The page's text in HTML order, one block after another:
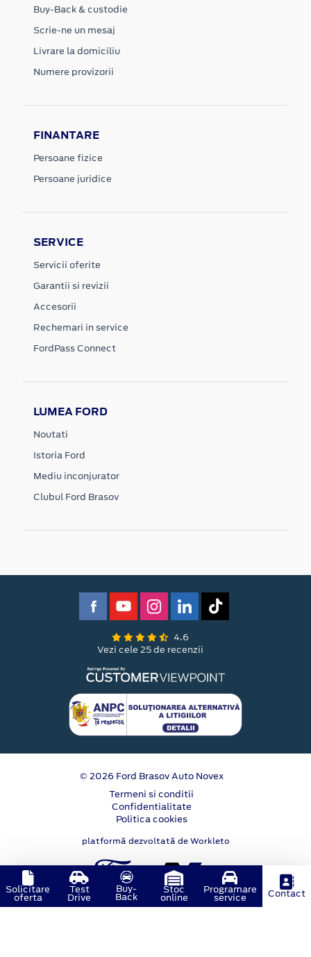
Buy-Back & custodie
Scrie-ne un mesaj
Livrare la domiciliu
Numere provizorii
FINANTARE
Persoane fizice
Persoane juridice
SERVICE
Servicii oferite
Garantii si revizii
Accesorii
Rechemari in service
FordPass Connect
LUMEA FORD
Noutati
Istoria Ford
Mediu inconjurator
Clubul Ford Brasov
4.6
Vezi cele 25 de recenzii
© 2026 Ford Brasov Auto Novex
Termeni si conditii
Confidentialitate
Politica cookies
platformă dezvoltată de Workleto
Solicitare
oferta
Test
Drive
Buy-
Back
Stoc
online
Programare
service Contact